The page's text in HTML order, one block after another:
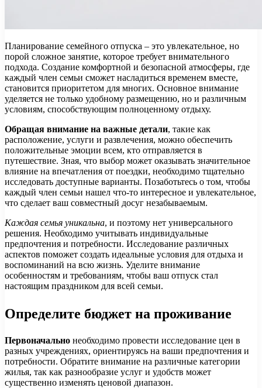
Планирование семейного отпуска – это увлекательное, но
порой сложное занятие, которое требует внимательного
подхода. Создание комфортной и безопасной атмосферы, где
каждый член семьи сможет насладиться временем вместе,
становится приоритетом для многих. Основное внимание
уделяется не только удобному размещению, но и различным
условиям, способствующим полноценному отдыху.
Обращая внимание на важные детали, такие как
расположение, услуги и развлечения, можно обеспечить
положительные эмоции всем, кто отправляется в
путешествие. Зная, что выбор может оказывать значительное
влияние на впечатления от поездки, необходимо тщательно
исследовать доступные варианты. Позаботьтесь о том, чтобы
каждый член семьи нашел что-то интересное и увлекательное,
что сделает ваш совместный досуг незабываемым.
Каждая семья уникальна, и поэтому нет универсального
решения. Необходимо учитывать индивидуальные
предпочтения и потребности. Исследование различных
аспектов поможет создать идеальные условия для отдыха и
воспоминаний на всю жизнь. Уделите внимание
особенностям и требованиям, чтобы ваш отпуск стал
настоящим праздником для всей семьи.
Определите бюджет на проживание
Первоначально необходимо провести исследование цен в
разных учреждениях, ориентируясь на ваши предпочтения и
потребности. Обратите внимание на различные категории
жилья, так как разнообразие услуг и удобств может
существенно изменять ценовой диапазон.